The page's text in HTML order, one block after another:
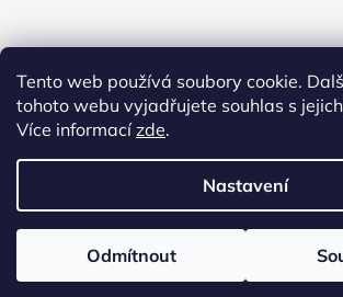
Tento web používá soubory cookie.
tohoto webu vyjadřujete souhlas s
Více informacízde.
Nastavení
Odmítnout
Vytvořil Shoptet
Copyright 2026
.
vyhrazena.